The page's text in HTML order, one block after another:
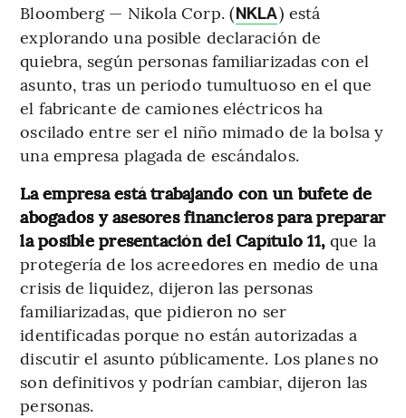
Bloomberg — Nikola Corp. (NKLA) está
explorando una posible declaración de
quiebra, según personas familiarizadas con el
asunto, tras un periodo tumultuoso en el que
el fabricante de camiones eléctricos ha
oscilado entre ser el niño mimado de la bolsa y
una empresa plagada de escándalos.
La empresa está trabajando con un bufete de
abogados y asesores financieros para preparar
la posible presentación del Capítulo 11, que la
protegería de los acreedores en medio de una
crisis de liquidez, dijeron las personas
familiarizadas, que pidieron no ser
identificadas porque no están autorizadas a
discutir el asunto públicamente. Los planes no
son definitivos y podrían cambiar, dijeron las
personas.